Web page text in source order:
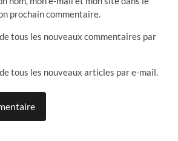
prochain commentaire.
tous les nouveaux commentaires par
tous les nouveaux articles par e-mail.